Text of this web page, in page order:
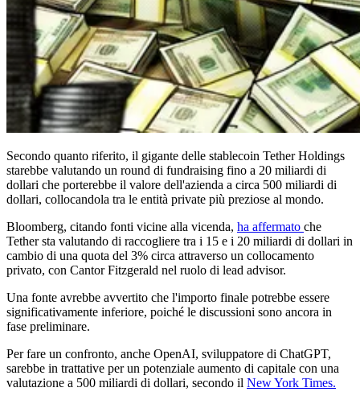
Secondo quanto riferito, il gigante delle stablecoin Tether Holdings
starebbe valutando un round di fundraising fino a 20 miliardi di
dollari che porterebbe il valore dell'azienda a circa 500 miliardi di
dollari, collocandola tra le entità private più preziose al mondo.
Bloomberg, citando fonti vicine alla vicenda, ha affermato che
Tether sta valutando di raccogliere tra i 15 e i 20 miliardi di dollari in
cambio di una quota del 3% circa attraverso un collocamento
privato, con Cantor Fitzgerald nel ruolo di lead advisor.
Una fonte avrebbe avvertito che l'importo finale potrebbe essere
significativamente inferiore, poiché le discussioni sono ancora in
fase preliminare.
Per fare un confronto, anche OpenAI, sviluppatore di ChatGPT,
sarebbe in trattative per un potenziale aumento di capitale con una
valutazione a 500 miliardi di dollari, secondo il New York Times.